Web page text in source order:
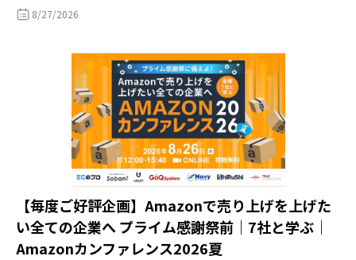
8/27/2026
【毎度ご好評企画】Amazonで売り上げを上げた
い全ての企業へ プライム感謝祭前｜7社と学ぶ｜
Amazonカンファレンス2026夏